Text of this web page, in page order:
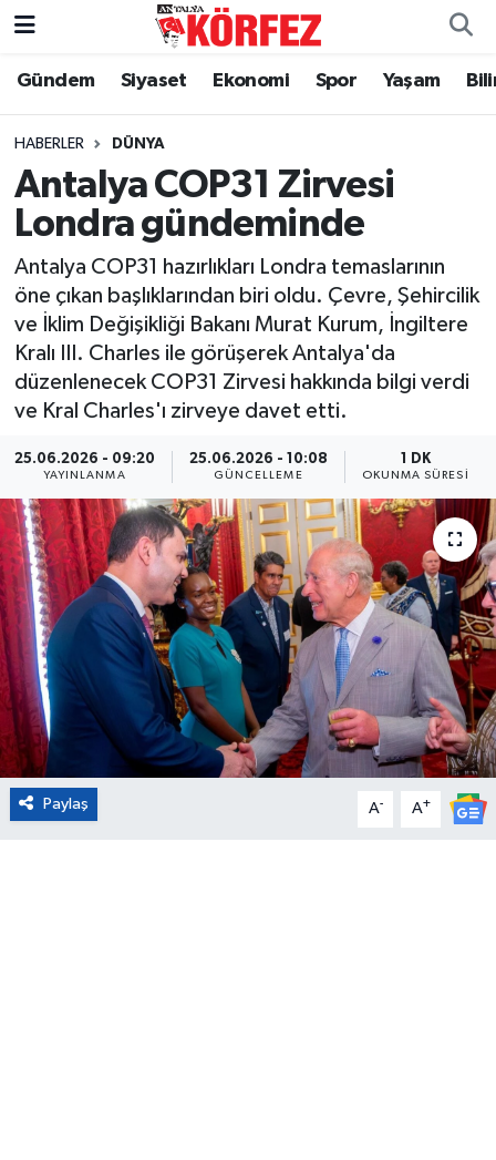
Gündem Siyaset Ekonomi Spor Yaşam
HABERLER DÜNYA
Antalya COP31 Zirvesi
Londra gündeminde
Antalya COP31 hazırlıkları Londra temaslarının
öne çıkan başlıklarından biri oldu. Çevre, Şehircilik
ve İklim Değişikliği Bakanı Murat Kurum, İngiltere
Kralı III. Charles ile görüşerek Antalya'da
düzenlenecek COP31 Zirvesi hakkında bilgi verdi
ve Kral Charles'ı zirveye davet etti.
25.06.2026 - 09:20
YAYINLANMA
25.06.2026 - 10:08
GÜNCELLEME
1 DK
OKUNMA SÜRESI
Paylaş A- A+
Gündem
Siyaset
Yerel Yönetim
Spor
Yaşam
Asayiş
Dünya
Eğitim
Sağlık
Magazin
Turizm
Kültür ve Sanat
Nöbetçi Eczaneler
Hava Durumu
Trafik Durumu
Tüm Manşetler
Son Dakika Haberleri
Haber Arşivi